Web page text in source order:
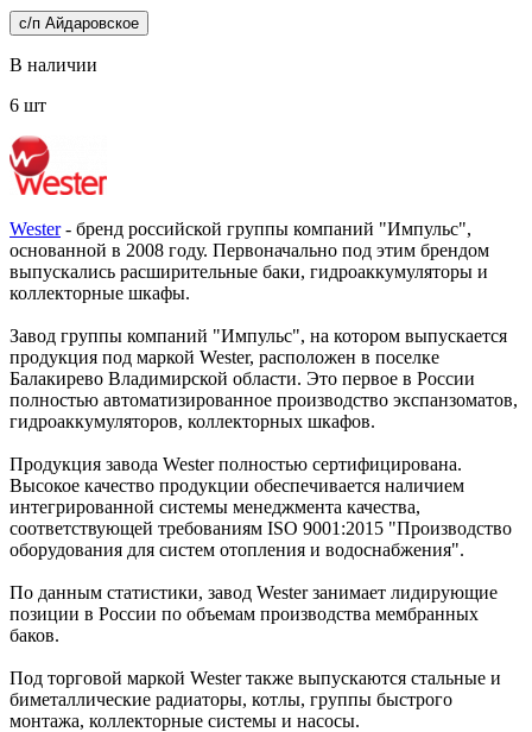
с/п Айдаровское
В наличии
6 шт
Wester- бренд российской группы компаний "Импульс",
основанной в 2008 году. Первоначально под этим брендом
выпускались расширительные баки, гидроаккумуляторы и
коллекторные шкафы.
Завод группы компаний "Импульс", на котором выпускается
продукция под маркой Wester, расположен в поселке
Балакирево Владимирской области. Это первое в России
полностью автоматизированное производство экспанзоматов,
гидроаккумуляторов, коллекторных шкафов.
Продукция завода Wester полностью сертифицирована.
Высокое качество продукции обеспечивается наличием
интегрированной системы менеджмента качества,
соответствующей требованиям ISO 9001:2015 "Производство
оборудования для систем отопления и водоснабжения".
По данным статистики, завод Wester занимает лидирующие
позиции в России по объемам производства мембранных
баков.
Под торговой маркой Wester также выпускаются стальные и
биметаллические радиаторы, котлы, группы быстрого
монтажа, коллекторные системы и насосы.